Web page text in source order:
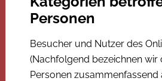
Personen
Besucher und Nutzer des
(Nachfolgend bezeichnen wir
Personen zusammenfassend